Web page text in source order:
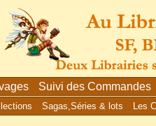
Suivi des Commandes
Sagas,Séries & lots Les